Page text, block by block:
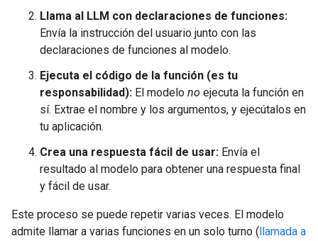
Llama al LLM con declaraciones de funciones:
Envía la instrucción del usuario junto con las
declaraciones de funciones al modelo.
Ejecuta el código de la función (es tu
responsabilidad): El modelo no ejecuta la función en
sí. Extrae el nombre y los argumentos, y ejecútalos en
tu aplicación.
Crea una respuesta fácil de usar: Envía el
resultado al modelo para obtener una respuesta final
y fácil de usar.
Este proceso se puede repetir varias veces. El modelo
admite llamar a varias funciones en un solo turno ( llamada a